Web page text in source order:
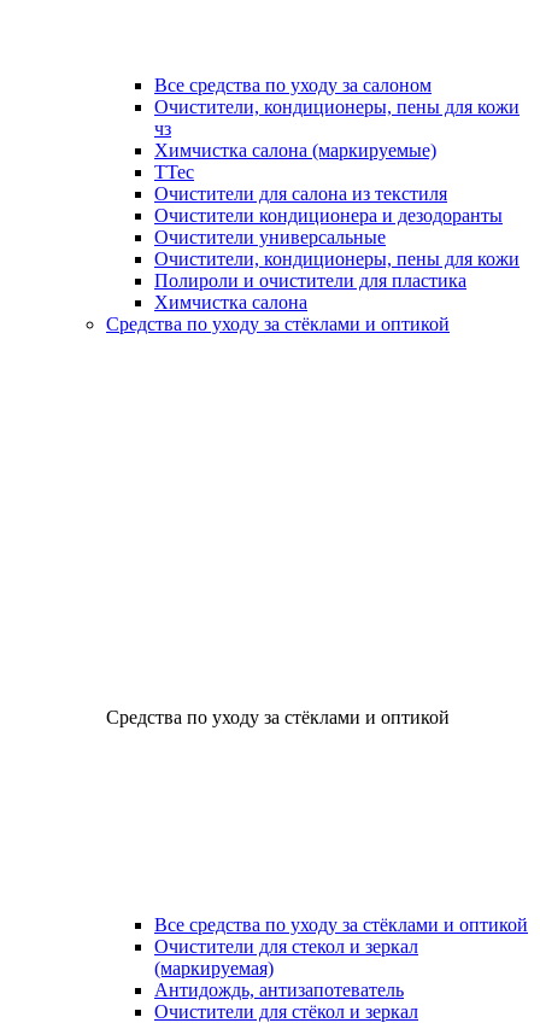
Все средства по уходу за салоном
Очистители, кондиционеры, пены для кожи
чз
Химчистка салона (маркируемые)
TTec
Очистители для салона из текстиля
Очистители кондиционера и дезодоранты
Очистители универсальные
Очистители, кондиционеры, пены для кожи
Полироли и очистители для пластика
Химчистка салона
Средства по уходу за стёклами и оптикой
Средства по уходу за стёклами и оптикой
Все средства по уходу за стёклами и оптикой
Очистители для стекол и зеркал
(маркируемая)
Антидождь, антизапотеватель
Очистители для стёкол и зеркал